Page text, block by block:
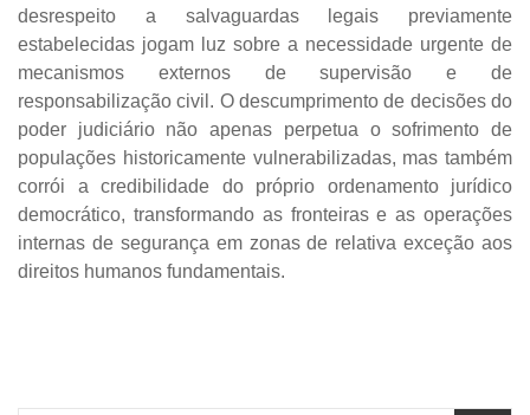
desrespeito a salvaguardas legais previamente
estabelecidas jogam luz sobre a necessidade urgente de
mecanismos externos de supervisão e de
responsabilização civil. O descumprimento de decisões do
poder judiciário não apenas perpetua o sofrimento de
populações historicamente vulnerabilizadas, mas também
corrói a credibilidade do próprio ordenamento jurídico
democrático, transformando as fronteiras e as operações
internas de segurança em zonas de relativa exceção aos
direitos humanos fundamentais.